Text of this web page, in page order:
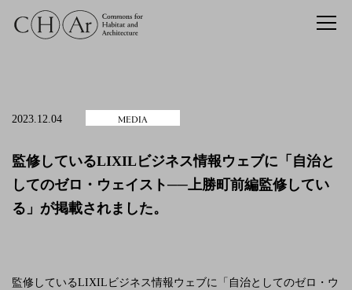
2023.12.04 MEDIA
監修しているLIXILビジネス情報ウェブに「自治と
してのゼロ・ウェイスト──上勝町前編監修してい
る」が掲載されました。
監修しているLIXILビジネス情報ウェブに「自治としてのゼロ・ウ